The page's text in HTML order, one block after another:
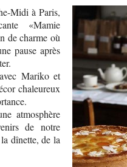
Midi à Paris,
«Mamie
de charme où
pause après
Mariko et
chaleureux
atmosphère
de notre
dînette, de la